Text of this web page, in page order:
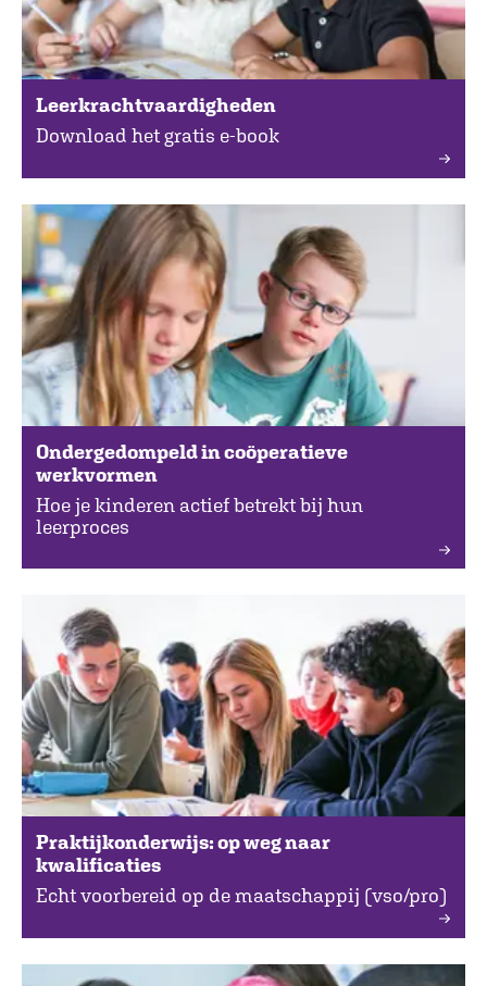
Leerkrachtvaardigheden
Download het gratis e-book
Ondergedompeld in coöperatieve
werkvormen
Hoe je kinderen actief betrekt bij hun
leerproces
Praktijkonderwijs: op weg naar
kwalificaties
Echt voorbereid op de maatschappij (vso/pro)